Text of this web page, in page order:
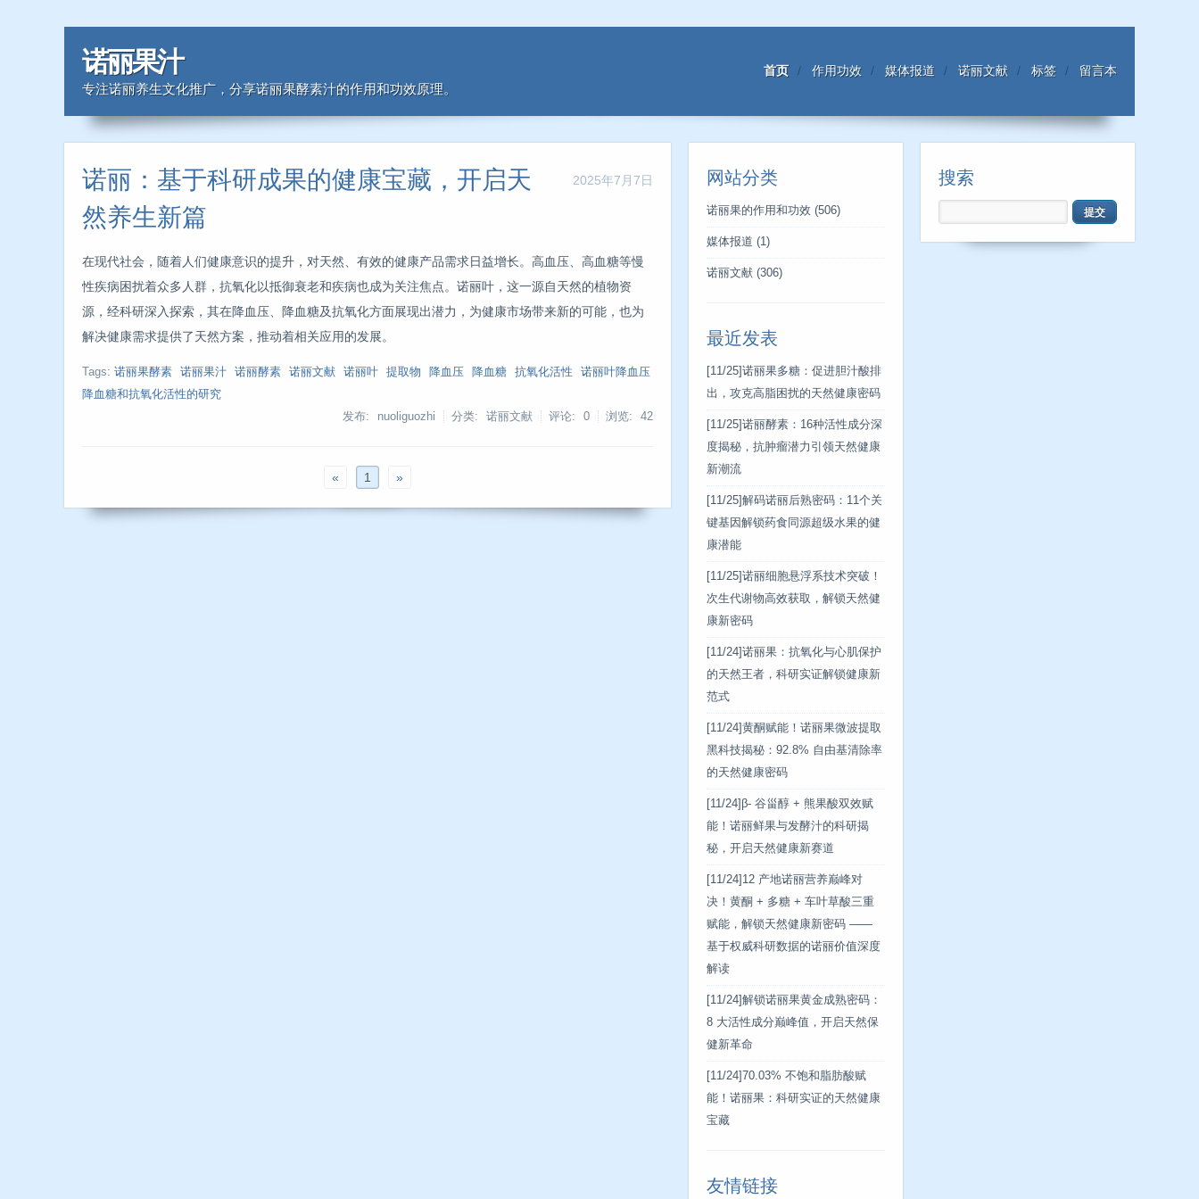
诺丽果汁
专注诺丽养生文化推广，分享诺丽果酵素汁的作用和功效原理。
首页 作用功效 媒体报道 诺丽文献 标签 留言本
2025年7月7日
诺丽：基于科研成果的健康宝藏，开启天
然养生新篇
在现代社会，随着人们健康意识的提升，对天然、有效的健康产品需求日益增长。高血压、高血糖等慢
性疾病困扰着众多人群，抗氧化以抵御衰老和疾病也成为关注焦点。诺丽叶，这一源自天然的植物资
源，经科研深入探索，其在降血压、降血糖及抗氧化方面展现出潜力，为健康市场带来新的可能，也为
解决健康需求提供了天然方案，推动着相关应用的发展。
Tags: 诺丽果酵素 诺丽果汁 诺丽酵素 诺丽文献 诺丽叶 提取物 降血压 降血糖 抗氧化活性
诺丽叶降血压
降血糖和抗氧化活性的研究
发布: nuoliguozhi
分类: 诺丽文献 评论: 0 浏览: 42
« 1 »
网站分类
诺丽果的作用和功效 (506)
媒体报道 (1)
诺丽文献 (306)
最近发表
[11/25] 诺丽果多糖：促进胆汁酸排
出，攻克高脂困扰的天然健康密码
[11/25] 诺丽酵素：16种活性成分深
度揭秘，抗肿瘤潜力引领天然健康
新潮流
[11/25] 解码诺丽后熟密码：11个关
键基因解锁药食同源超级水果的健
康潜能
[11/25] 诺丽细胞悬浮系技术突破！
次生代谢物高效获取，解锁天然健
康新密码
[11/24] 诺丽果：抗氧化与心肌保护
的天然王者，科研实证解锁健康新
范式
[11/24] 黄酮赋能！诺丽果微波提取
黑科技揭秘：92.8% 自由基清除率
的天然健康密码
[11/24] β- 谷甾醇 + 熊果酸双效赋
能！诺丽鲜果与发酵汁的科研揭
秘，开启天然健康新赛道
[11/24] 12 产地诺丽营养巅峰对
决！黄酮 + 多糖 + 车叶草酸三重
赋能，解锁天然健康新密码 ——
基于权威科研数据的诺丽价值深度
解读
[11/24] 解锁诺丽果黄金成熟密码：
8 大活性成分巅峰值，开启天然保
健新革命
[11/24] 70.03% 不饱和脂肪酸赋
能！诺丽果：科研实证的天然健康
宝藏
友情链接
搜索